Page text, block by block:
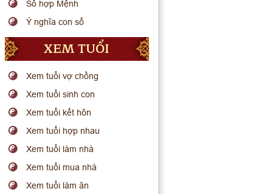
Số hợp Mệnh
Ý nghĩa con số
XEM TUỔI
Xem tuổi vợ chồng
Xem tuổi sinh con
Xem tuổi kết hôn
Xem tuổi hợp nhau
Xem tuổi làm nhà
Xem tuổi mua nhà
Xem tuổi làm ăn